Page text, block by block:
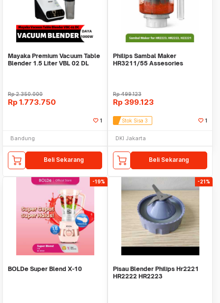
Mayaka Premium Vacuum Table
Blender 1.5 Liter VBL 02 DL
Rp2.350.000
Rp 1.773.750
1
Bandung
Beli Sekarang
Philips Sambal Maker
HR3211/55 Assesories
Rp499.123
Rp 399.123
Stok Sisa 3 1
DKI Jakarta
Beli Sekarang
-19%
BOLDe Super Blend X-10
-21%
Pisau Blender Philips Hr2221
HR2222 HR2223